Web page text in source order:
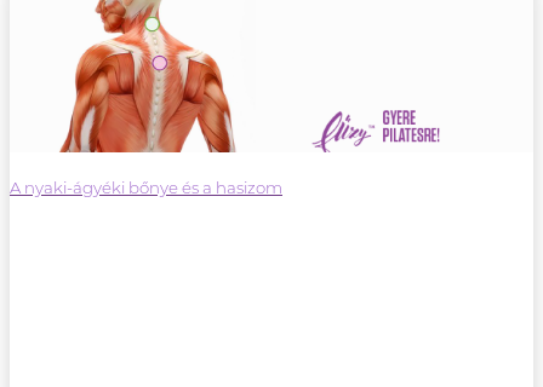
A nyaki-ágyéki bőnye és a hasizom